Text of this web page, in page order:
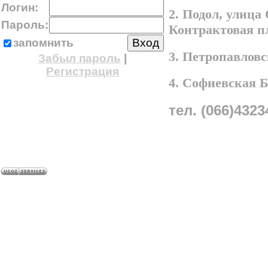
Логин:
Пароль:
запомнить
Забыл пароль
Регистрация
2. Подол,
Контрактовая
3.
4. Софиевская
тел.